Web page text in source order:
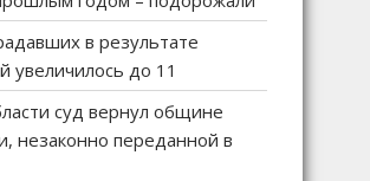
в результате
увеличилось до 11
суд вернул общине
незаконно переданной в